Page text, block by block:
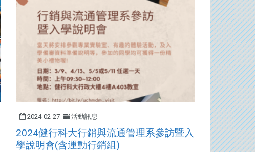
2024-02-27 活動訊息
2024健行科大行銷與流通管理系參訪暨入
學說明會(含運動行銷組)